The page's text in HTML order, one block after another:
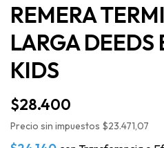
REMERA
LARGA DEEDS
KIDS
$28.400
Precio sin impuestos $23.471,07